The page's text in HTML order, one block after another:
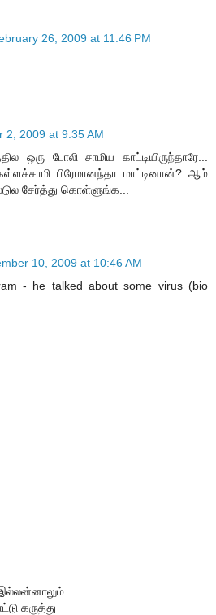
26, 2009 at 11:46 PM
2, 2009 at 9:35 AM
ஒரு போலி சாமிய காட்டியிருந்தாரே...
பிரேமானந்தா மாட்டினான்? ஆம்
சேர்த்து கொள்ளுங்க...
10, 2009 at 10:46 AM
- he talked about some virus (bio
கருத்து